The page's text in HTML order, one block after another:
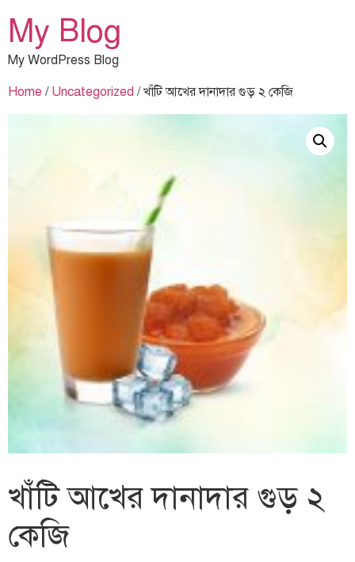
My Blog
My WordPress Blog
Home / Uncategorized / খাঁটি আখের দানাদার গুড় ২ কেজি
খাঁটি আখের দানাদার গুড় ২
কেজি